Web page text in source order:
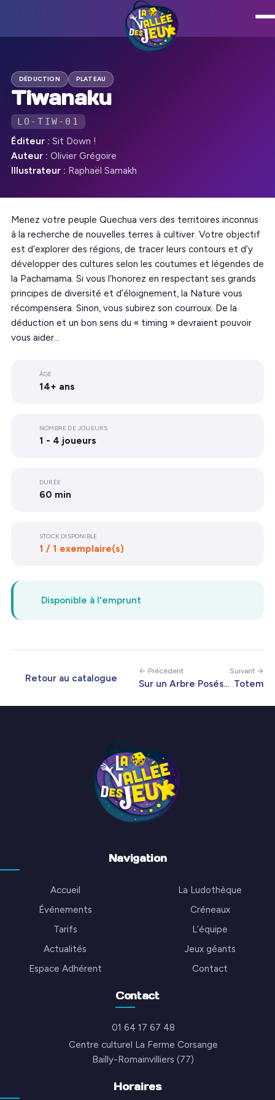
DÉDUCTION PLATEAU
Tiwanaku
LO-TIW-01
Éditeur : Sit Down !
Auteur : Olivier Grégoire
Illustrateur : Raphaël Samakh
Menez votre peuple Quechua vers des territoires inconnus
à la recherche de nouvelles terres à cultiver. Votre objectif
est d’explorer des régions, de tracer leurs contours et d’y
développer des cultures selon les coutumes et légendes de
la Pachamama. Si vous l’honorez en respectant ses grands
principes de diversité et d’éloignement, la Nature vous
récompensera. Sinon, vous subirez son courroux. De la
déduction et un bon sens du « timing » devraient pouvoir
vous aider…
ÂGE
14+ ans
NOMBRE DE JOUEURS
1 - 4 joueurs
DURÉE
60 min
STOCK DISPONIBLE
1 / 1 exemplaire(s)
Disponible à l'emprunt
Retour au catalogue
← Précédent
Sur un Arbre Posés…
Suivant →
Totem
Navigation
Accueil
La Ludothèque
Événements
Créneaux
Tarifs
L’équipe
Actualités
Jeux géants
Espace Adhérent
Contact
Contact
01 64 17 67 48
Centre culturel La Ferme Corsange
Bailly-Romainvilliers (77)
Horaires